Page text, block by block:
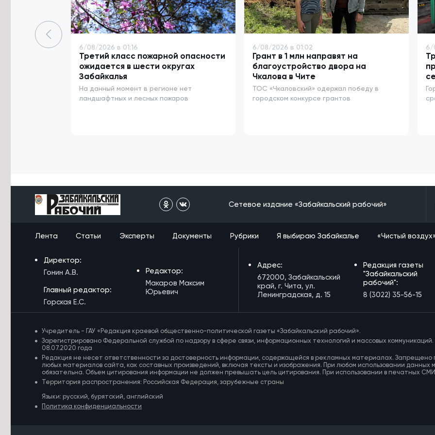
5/08/2026 в 20:16
Остановку «Евгения Гаюсана» в
Чите временно закрыли
5/08/2026 в 20:08
Борзинский округ ликвидирует 11
стихийных свалок за 12,5 млн рублей
5/08/2026 в 19:02
Победители конкурса грантов
губернатора Забайкалья получат
Судебные приставы доставили
задержанного читинца на
экстренную операцию
Ремонт Молоковского тракта
завершат на 1,5 месяца раньше
Работу травмпункта в Чите
временно приостановили по
техническим причинам
5/08/2026 в 17:46
медалей Кубка России
5/08/2026 в 17:21
Многодетная семья из Забайкалья
получит медаль по поручению
Президента РФ
5/08/2026 в 16:57
Более 500 спортсменов примут
6/08/2026 в 01:16
Третий класс пожарной опасности
ожидается в шести округах
Забайкалья
На данный момент в регионе нет
ландшафтных и лесных пожаров
6/08/2026 в 01:02
Грант в 1 млн направят на
благоустройство двора на
Чкалова в Чите
ТОС «Чкаловский» одержал победу в
городском конкурсе грантов
6/
Сетевое издание «Забайкальский рабочий»
Лента Статьи Эксперты Документы Рубрики Я выбираю Забайкалье «Чистый
Директор:
Гонин А.В.
Главный редактор:
Горская Е.С.
Редактор:
Макаров Максим
Юрьевич
Адрес:
672000, Забайкальский
край, г. Чита, ул.
Ленинградская, д. 15
Редакция газеты
"Забайкальский
рабочий":
8 (3022) 35-56-15
Учредитель - ГАУ «Редакция краевой общественно-политической газеты «Забайкальский рабочий».
Зарегистрировано Федеральной службой по надзору в сфере связи, информационных технологий и массовых
08.07.2020 года
Редакция не несет ответственности за достоверность информации, содержащейся в рекламных материалах.
любых материалов сайта, как составных произведений, включая тексты и изображения. При любом использовании
обязательна. Объем цитирования информации не должен превышать цель цитирования. При использовании в печатных
Территория распространения: Российская Федерация, зарубежные страны
Языки: русский, бурятский, английский
Политика конфиденциальности